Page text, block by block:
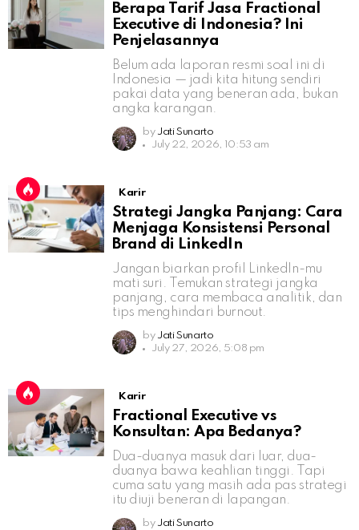
Berapa Tarif Jasa Fractional
Executive di Indonesia? Ini
Penjelasannya
Belum ada laporan resmi soal ini di
Indonesia — jadi kita hitung sendiri
pakai data yang beneran ada, bukan
angka karangan.
by Jati Sunarto
July 22, 2026, 10:53 am
Karir
Strategi Jangka Panjang: Cara
Menjaga Konsistensi Personal
Brand di LinkedIn
Jangan biarkan profil LinkedIn-mu
mati suri. Temukan strategi jangka
panjang, cara membaca analitik, dan
tips menghindari burnout.
by Jati Sunarto
July 27, 2026, 5:08 pm
Karir
Fractional Executive vs
Konsultan: Apa Bedanya?
Dua-duanya masuk dari luar, dua-
duanya bawa keahlian tinggi. Tapi
cuma satu yang masih ada pas strategi
itu diuji beneran di lapangan.
by Jati Sunarto